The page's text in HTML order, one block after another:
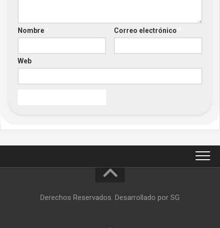
Nombre Correo electrónico
Web
Derechos Reservados. Desarrollado por SG